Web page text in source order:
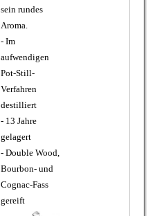
sein rundes
Aroma.
- Im
aufwendigen
Pot-Still-
Verfahren
destilliert
- 13 Jahre
gelagert
- Double Wood,
Bourbon- und
Cognac-Fass
gereift